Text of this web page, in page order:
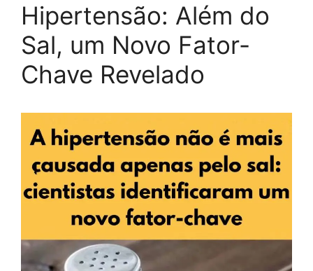
Hipertensão: Além do
Sal, um Novo Fator-
Chave Revelado